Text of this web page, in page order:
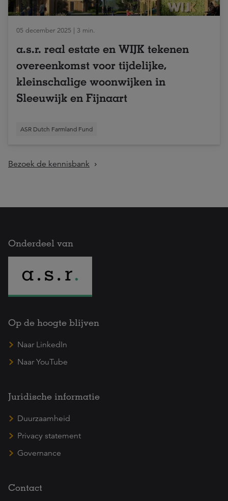
05 december 2025 | 3 min.
a.s.r. real estate en WIJK tekenen
overeenkomst voor tijdelijke,
kleinschalige woonwijken in
Sleeuwijk en Fijnaart
ASR Dutch Farmland Fund
Bezoek de kennisbank
Onderdeel van
Op de hoogte blijven
Naar LinkedIn
Naar YouTube
Juridische informatie
Duurzaamheid
Privacy statement
Governance
Contact